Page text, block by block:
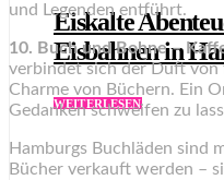
Eiskalte
Eisbahnen in
WEITERLESEN
und Legenden entführt.
10. Buch und Bohne –
verbindet sich der Duft
Charme von Büchern. Ein
Gedanken schweifen zu
Hamburgs Buchläden sind
Bücher verkauft werden –